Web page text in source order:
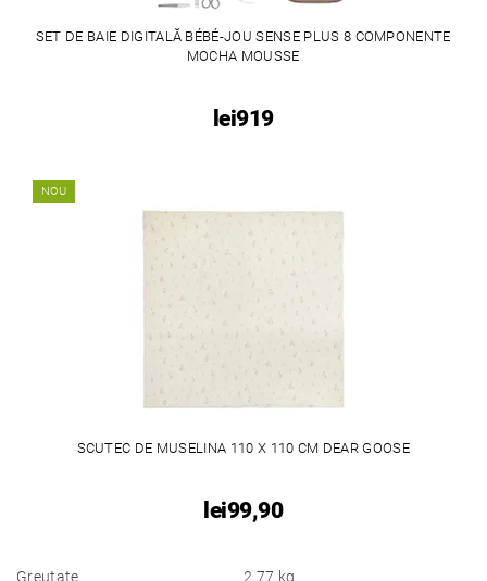
SET DE BAIE DIGITALĂ BÉBÉ-JOU SENSE PLUS 8 COMPONENTE
MOCHA MOUSSE
lei919
NOU
SCUTEC DE MUSELINA 110 X 110 CM DEAR GOOSE
lei99,90
Greutate 2.77 kg